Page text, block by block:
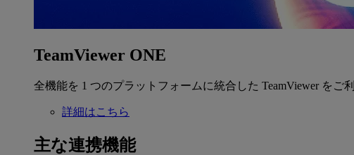
TeamViewer ONE
全機能を 1 つのプラットフォームに統合した TeamViewer をご
詳細はこちら
主な連携機能